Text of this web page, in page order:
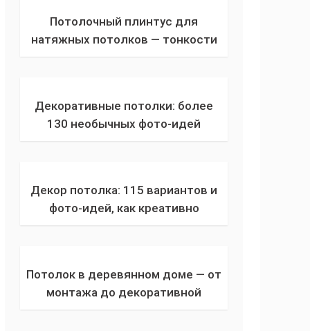
Потолочный плинтус для
натяжных потолков — тонкости
Декоративные потолки: более
130 необычных фото-идей
Декор потолка: 115 вариантов и
фото-идей, как креативно
Потолок в деревянном доме — от
монтажа до декоративной